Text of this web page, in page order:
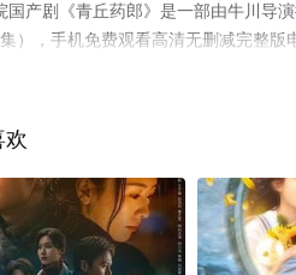
国产剧《青丘药郎》是一部由牛川导
集），手机免费观看高清无删减完整
欢